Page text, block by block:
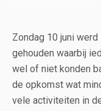
Zondag 10 juni
gehouden waarbij
wel of niet konden
de opkomst wat
vele activiteiten in